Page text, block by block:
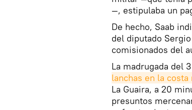
—, estipulaba un
De hecho, Saab
del diputado
comisionados del
La madrugada del
lanchas en la costa
La Guaira, a 20
presuntos